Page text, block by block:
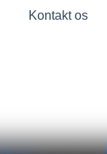
Kontakt os